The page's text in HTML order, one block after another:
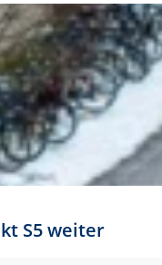
S5 weiter